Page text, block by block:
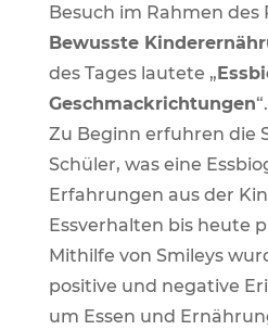
Besuch im Rahmen des
Bewusste
des Tages lautete „
Geschmackrichtungen“.
Zu Beginn erfuhren die
Schüler, was eine
Erfahrungen aus der
Essverhalten bis heute
Mithilfe von Smileys
positive und negative
um Essen und